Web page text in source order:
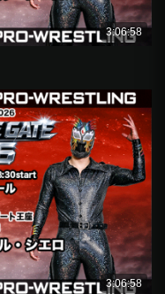
3:06:58
3:06:58